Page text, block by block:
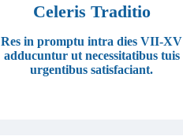
Celeris Traditio
Res in promptu intra dies VII-XV
adducuntur ut necessitatibus tuis
urgentibus satisfaciant.